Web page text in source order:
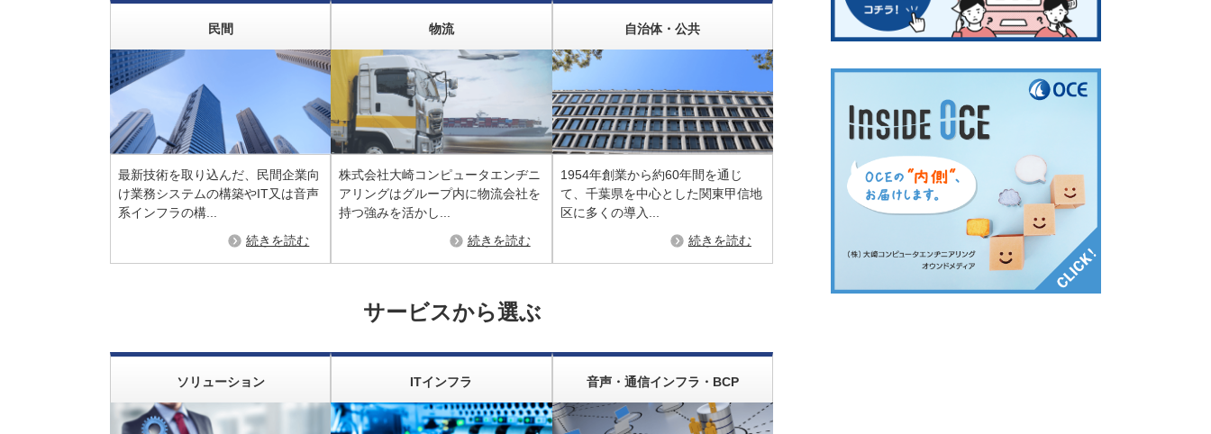
民間
最新技術を取り込んだ、民間企業向
け業務システムの構築やIT又は音声
系インフラの構...
続きを読む
物流
株式会社大崎コンピュータエンヂニ
アリングはグループ内に物流会社を
持つ強みを活かし...
続きを読む
自治体・公共
1954年創業から約60年間を通じ
て、千葉県を中心とした関東甲信地
区に多くの導入...
続きを読む
サービスから選ぶ
ソリューション ITインフラ 音声・通信インフラ・BCP